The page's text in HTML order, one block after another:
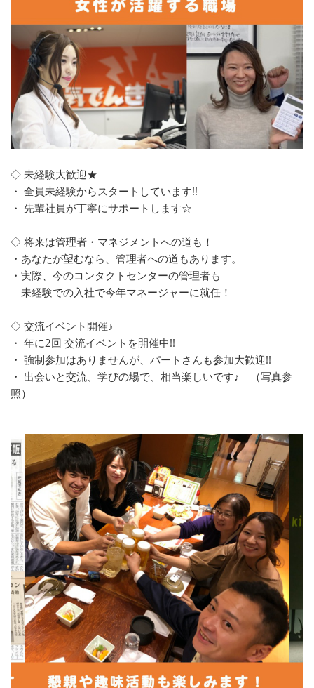
◇ 未経験大歓迎★
・ 全員未経験からスタートしています!!
・ 先輩社員が丁寧にサポートします☆
◇ 将来は管理者・マネジメントへの道も！
・あなたが望むなら、管理者への道もあります。
・実際、今のコンタクトセンターの管理者も
未経験での入社で今年マネージャーに就任！
◇ 交流イベント開催♪
・ 年に2回 交流イベントを開催中!!
・ 強制参加はありませんが、パートさんも参加大歓迎!!
・ 出会いと交流、学びの場で、相当楽しいです♪ （写真参
照）